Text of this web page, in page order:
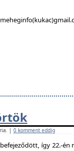
| 0 komment eddig
így 22.-én